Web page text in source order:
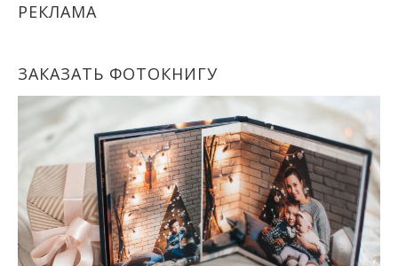
РЕКЛАМА
ЗАКАЗАТЬ ФОТОКНИГУ